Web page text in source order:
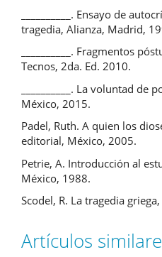
__________. Ensayo de
tragedia, Alianza, Madrid,
__________. Fragmentos
Tecnos, 2da. Ed. 2010.
__________. La voluntad
México, 2015.
Padel, Ruth. A quien los
editorial, México, 2005.
Petrie, A. Introducción al
México, 1988.
Scodel, R. La tragedia
Artículos